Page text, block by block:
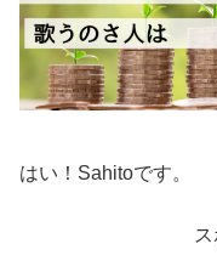
はい！Sahitoです。